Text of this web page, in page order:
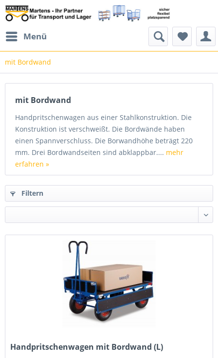
Menü
mit Bordwand
mit Bordwand
Handpritschenwagen aus einer Stahlkonstruktion. Die
Konstruktion ist verschweißt. Die Bordwände haben
einen Spannverschluss. Die Borwandhöhe beträgt 220
mm. Drei Bordwandseiten sind abklappbar.... mehr
erfahren »
Filtern
Handpritschenwagen mit Bordwand (L)